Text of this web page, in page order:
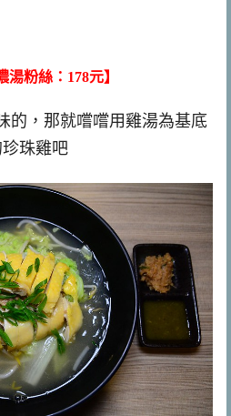
湯粉絲：178元】
的，那就嚐嚐用雞湯為基底
珍珠雞吧